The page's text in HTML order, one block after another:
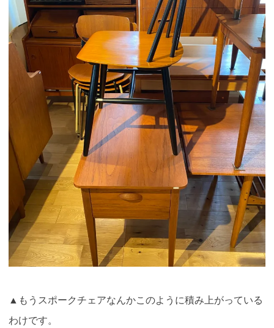
▲もうスポークチェアなんかこのように積み上がっている
わけです。